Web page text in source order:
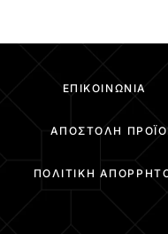
ΕΠΙΚΟΙΝΩΝΊΑ
ΑΠΟΣΤΟΛΉ
ΠΟΛΙΤΙΚΉ